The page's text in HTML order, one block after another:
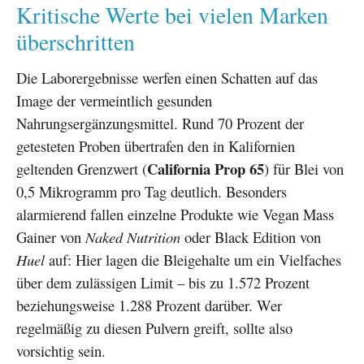
Kritische Werte bei vielen Marken
überschritten
Die Laborergebnisse werfen einen Schatten auf das
Image der vermeintlich gesunden
Nahrungsergänzungsmittel. Rund 70 Prozent der
getesteten Proben übertrafen den in Kalifornien
geltenden Grenzwert (California Prop 65) für Blei von
0,5 Mikrogramm pro Tag deutlich. Besonders
alarmierend fallen einzelne Produkte wie Vegan Mass
Gainer von Naked Nutrition oder Black Edition von
Huel auf: Hier lagen die Bleigehalte um ein Vielfaches
über dem zulässigen Limit – bis zu 1.572 Prozent
beziehungsweise 1.288 Prozent darüber. Wer
regelmäßig zu diesen Pulvern greift, sollte also
vorsichtig sein.